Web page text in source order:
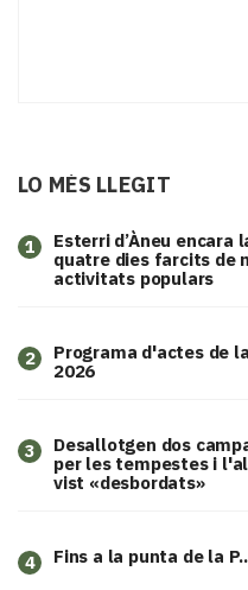
LO MÉS LLEGIT
1
Esterri d’Àneu encara
quatre dies farcits de
activitats populars
2
Programa d'actes de
2026
3
​Desallotgen dos
per les tempestes i
vist «desbordats»
4 Fins a la punta de la